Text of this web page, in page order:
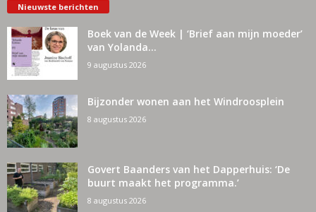
Nieuwste berichten
Boek van de Week | ‘Brief aan mijn moeder’
van Yolanda...
9 augustus 2026
Bijzonder wonen aan het Windroosplein
8 augustus 2026
Govert Baanders van het Dapperhuis: ‘De
buurt maakt het programma.’
8 augustus 2026